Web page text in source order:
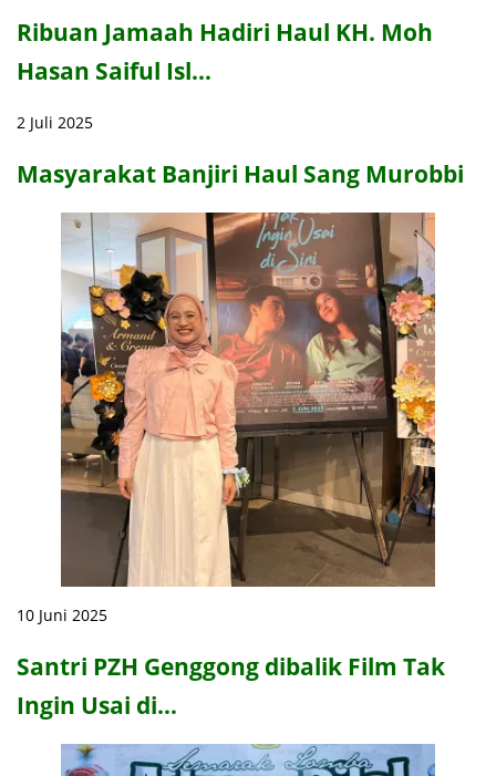
Ribuan Jamaah Hadiri Haul KH. Moh
Hasan Saiful Isl…
2 Juli 2025
Masyarakat Banjiri Haul Sang Murobbi
10 Juni 2025
Santri PZH Genggong dibalik Film Tak
Ingin Usai di…